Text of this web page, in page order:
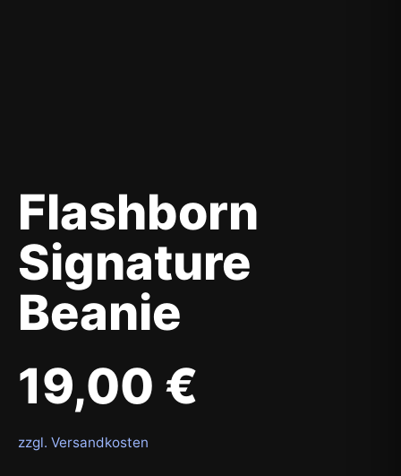
Flashborn
Signature
Beanie
19,00 €
zzgl. Versandkosten